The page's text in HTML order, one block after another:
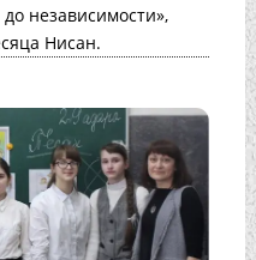
независимости»,
Нисан.